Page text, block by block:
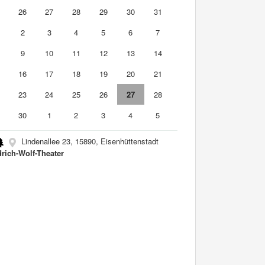
26 27 28 29 30
31
2 3 4 5 6
7
9 10 11 12 13
14
16 17 18 19 20
21
23 24 25 26 27
28
30 1 2 3 4 5
Lindenallee 23, 15890, Eisenhüttenstadt
Wolf-Theater